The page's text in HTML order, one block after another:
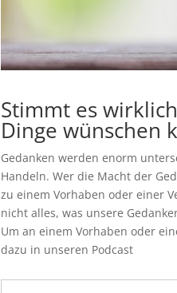
Stimmt es
Dinge wünschen
Gedanken werden enorm
Handeln. Wer die Macht der
zu einem Vorhaben oder einer
nicht alles, was unsere
Um an einem Vorhaben oder
dazu in unseren Podcast